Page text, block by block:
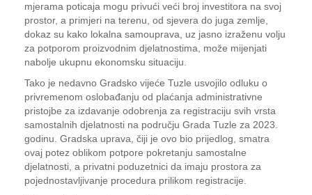
mjerama poticaja mogu privući veći broj investitora na svoj
prostor, a primjeri na terenu, od sjevera do juga zemlje,
dokaz su kako lokalna samouprava, uz jasno izraženu volju
za potporom proizvodnim djelatnostima, može mijenjati
nabolje ukupnu ekonomsku situaciju.
Tako je nedavno Gradsko vijeće Tuzle usvojilo odluku o
privremenom oslobađanju od plaćanja administrativne
pristojbe za izdavanje odobrenja za registraciju svih vrsta
samostalnih djelatnosti na području Grada Tuzle za 2023.
godinu. Gradska uprava, čiji je ovo bio prijedlog, smatra
ovaj potez oblikom potpore pokretanju samostalne
djelatnosti, a privatni poduzetnici da imaju prostora za
pojednostavljivanje procedura prilikom registracije.